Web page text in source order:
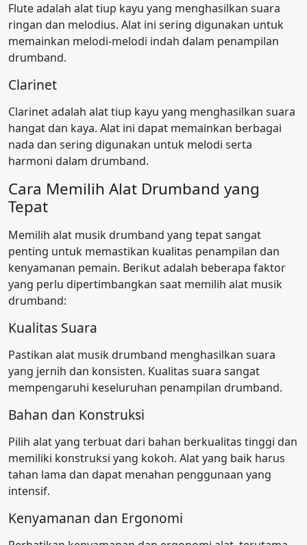
Flute adalah alat tiup kayu yang menghasilkan suara
ringan dan melodius. Alat ini sering digunakan untuk
memainkan melodi-melodi indah dalam penampilan
drumband.
Clarinet
Clarinet adalah alat tiup kayu yang menghasilkan suara
hangat dan kaya. Alat ini dapat memainkan berbagai
nada dan sering digunakan untuk melodi serta
harmoni dalam drumband.
Cara Memilih Alat Drumband yang
Tepat
Memilih alat musik drumband yang tepat sangat
penting untuk memastikan kualitas penampilan dan
kenyamanan pemain. Berikut adalah beberapa faktor
yang perlu dipertimbangkan saat memilih alat musik
drumband:
Kualitas Suara
Pastikan alat musik drumband menghasilkan suara
yang jernih dan konsisten. Kualitas suara sangat
mempengaruhi keseluruhan penampilan drumband.
Bahan dan Konstruksi
Pilih alat yang terbuat dari bahan berkualitas tinggi dan
memiliki konstruksi yang kokoh. Alat yang baik harus
tahan lama dan dapat menahan penggunaan yang
intensif.
Kenyamanan dan Ergonomi